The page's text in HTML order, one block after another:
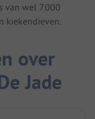
van wel 7.000
kiekendieven.
over
Jade